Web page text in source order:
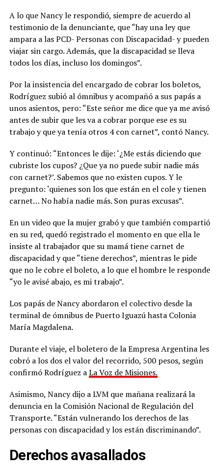
A lo que Nancy le respondió, siempre de acuerdo al
testimonio de la denunciante, que “hay una ley que
ampara a las PCD- Personas con Discapacidad- y pueden
viajar sin cargo. Además, que la discapacidad se lleva
todos los días, incluso los domingos”.
Por la insistencia del encargado de cobrar los boletos,
Rodríguez subió al ómnibus y acompañó a sus papás a
unos asientos, pero: “Este señor me dice que ya me avisó
antes de subir que les va a cobrar porque ese es su
trabajo y que ya tenía otros 4 con carnet”, contó Nancy.
Y continuó: “Entonces le dije: ‘¿Me estás diciendo que
cubriste los cupos? ¿Que ya no puede subir nadie más
con carnet?’. Sabemos que no existen cupos. Y le
pregunto: ‘quienes son los que están en el cole y tienen
carnet… No había nadie más. Son puras excusas”.
En un video que la mujer grabó y que también compartió
en su red, quedó registrado el momento en que ella le
insiste al trabajador que su mamá tiene carnet de
discapacidad y que “tiene derechos”, mientras le pide
que no le cobre el boleto, a lo que el hombre le responde
“yo le avisé abajo, es mi trabajo”.
Los papás de Nancy abordaron el colectivo desde la
terminal de ómnibus de Puerto Iguazú hasta Colonia
María Magdalena.
Durante el viaje, el boletero de la Empresa Argentina les
cobró a los dos el valor del recorrido, 500 pesos, según
confirmó Rodríguez aLa Voz de Misiones.
Asimismo, Nancy dijo a LVM que mañana realizará la
denuncia en la Comisión Nacional de Regulación del
Transporte. “Están vulnerando los derechos de las
personas con discapacidad y los están discriminando”.
Derechos avasallados